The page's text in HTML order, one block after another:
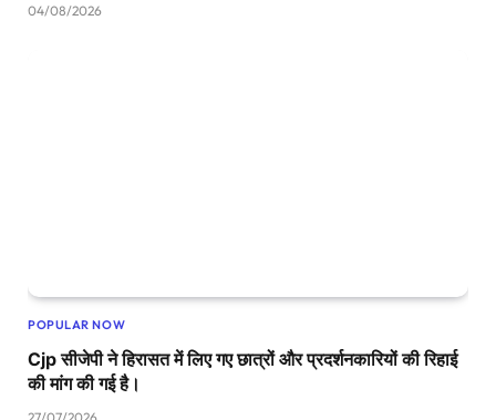
04/08/2026
POPULAR NOW
Cjp सीजेपी ने हिरासत में लिए गए छात्रों और प्रदर्शनकारियों की रिहाई
की मांग की गई है।